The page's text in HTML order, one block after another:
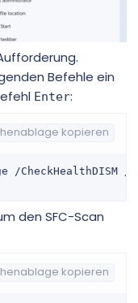
Befehle ein
Enter:
kopieren
/CheckHealthDISM
den SFC-Scan
kopieren